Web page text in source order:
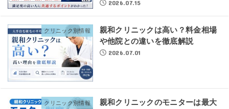
2026.07.15
クリニック別情報
親和クリニックは高い？料金相場
や他院との違いを徹底解説
2026.07.01
クリニック別情報
親和クリニックのモニターは最大